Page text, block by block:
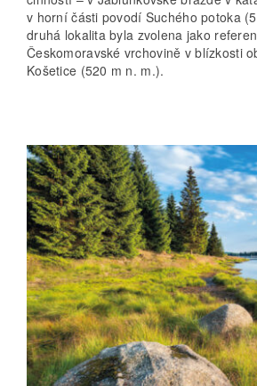
v horní části povodí Suchého potoka
druhá lokalita byla zvolena jako
Českomoravské vrchovině v blízkosti
Košetice (520 m n. m.).